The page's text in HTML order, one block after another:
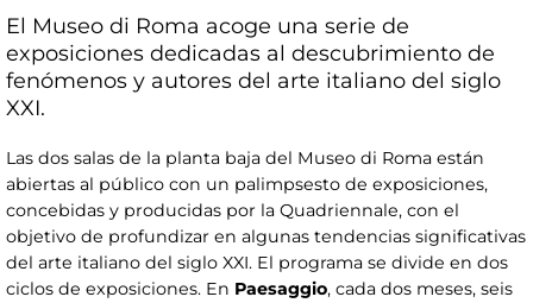
El Museo di Roma acoge una serie de
exposiciones dedicadas al descubrimiento de
fenómenos y autores del arte italiano del siglo
XXI.
Las dos salas de la planta baja del Museo di Roma están
abiertas al público con un palimpsesto de exposiciones,
concebidas y producidas por la Quadriennale, con el
objetivo de profundizar en algunas tendencias significativas
del arte italiano del siglo XXI. El programa se divide en dos
ciclos de exposiciones. En Paesaggio, cada dos meses, seis